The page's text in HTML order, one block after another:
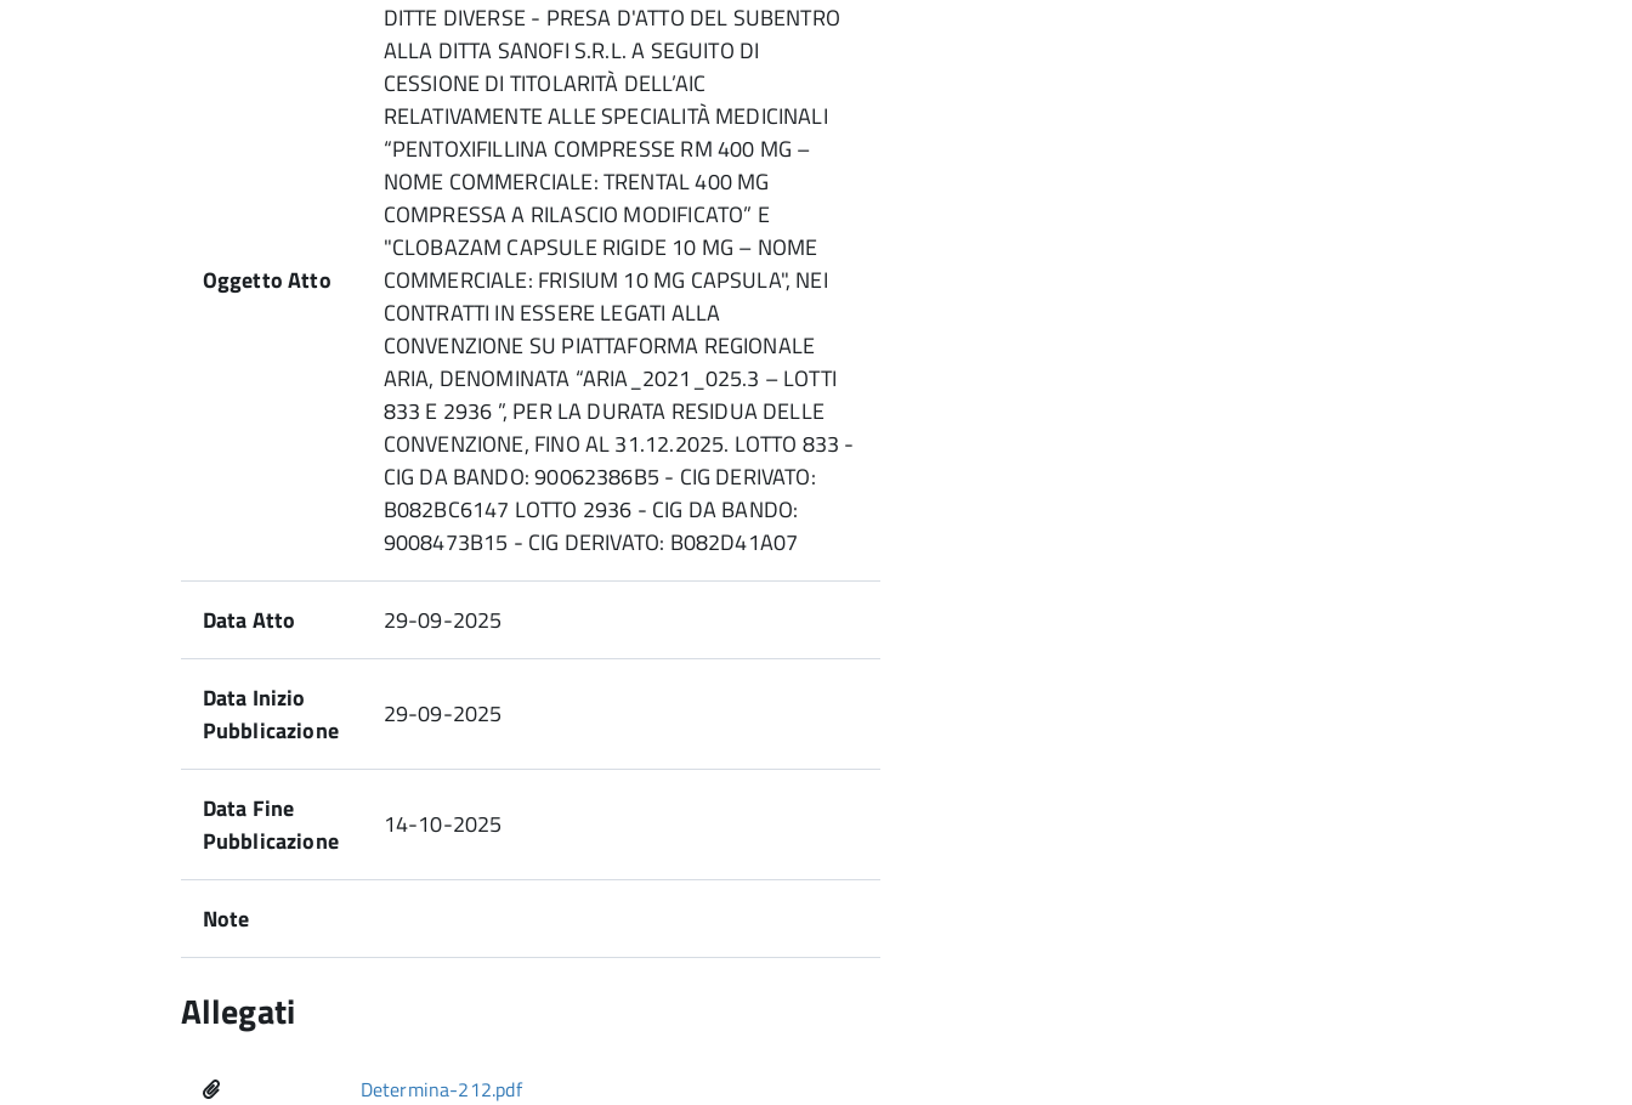
Oggetto Atto
DITTE DIVERSE - PRESA D'ATTO DEL SUBENTRO
ALLA DITTA SANOFI S.R.L. A SEGUITO DI
CESSIONE DI TITOLARITÀ DELL’AIC
RELATIVAMENTE ALLE SPECIALITÀ MEDICINALI
“PENTOXIFILLINA COMPRESSE RM 400 MG –
NOME COMMERCIALE: TRENTAL 400 MG
COMPRESSA A RILASCIO MODIFICATO” E
"CLOBAZAM CAPSULE RIGIDE 10 MG – NOME
COMMERCIALE: FRISIUM 10 MG CAPSULA", NEI
CONTRATTI IN ESSERE LEGATI ALLA
CONVENZIONE SU PIATTAFORMA REGIONALE
ARIA, DENOMINATA “ARIA_2021_025.3 – LOTTI
833 E 2936 ”, PER LA DURATA RESIDUA DELLE
CONVENZIONE, FINO AL 31.12.2025. LOTTO 833 -
CIG DA BANDO: 90062386B5 - CIG DERIVATO:
B082BC6147 LOTTO 2936 - CIG DA BANDO:
9008473B15 - CIG DERIVATO: B082D41A07
Data Atto 29-09-2025
Data Inizio
Pubblicazione
29-09-2025
Data Fine
Pubblicazione
14-10-2025
Note
Allegati
Determina-212.pdf